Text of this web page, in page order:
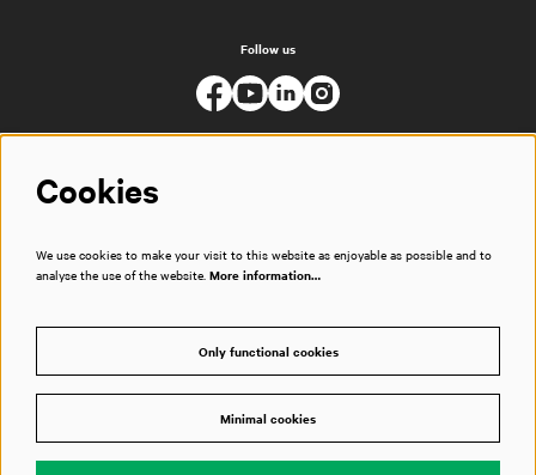
Follow us
Cookies
We use cookies to make your visit to this website as enjoyable as possible and to
analyse the use of the website. More information…
Only functional cookies
Minimal cookies